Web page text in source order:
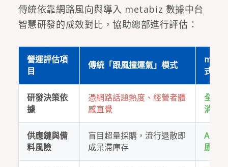
傳統依靠網路風向與導入 metabiz 數據中台
智慧研發的成效對比，協助總部進行評估：
營運評估項
目
傳統「跟風撞運氣」模式
式
研發決策依
據
憑網路話題熱度、經營者體
感直覺
全通
消費
供應鏈與備
料風險
盲目超量採購，流行退散即
成呆滯庫存
AI 銷
原料量